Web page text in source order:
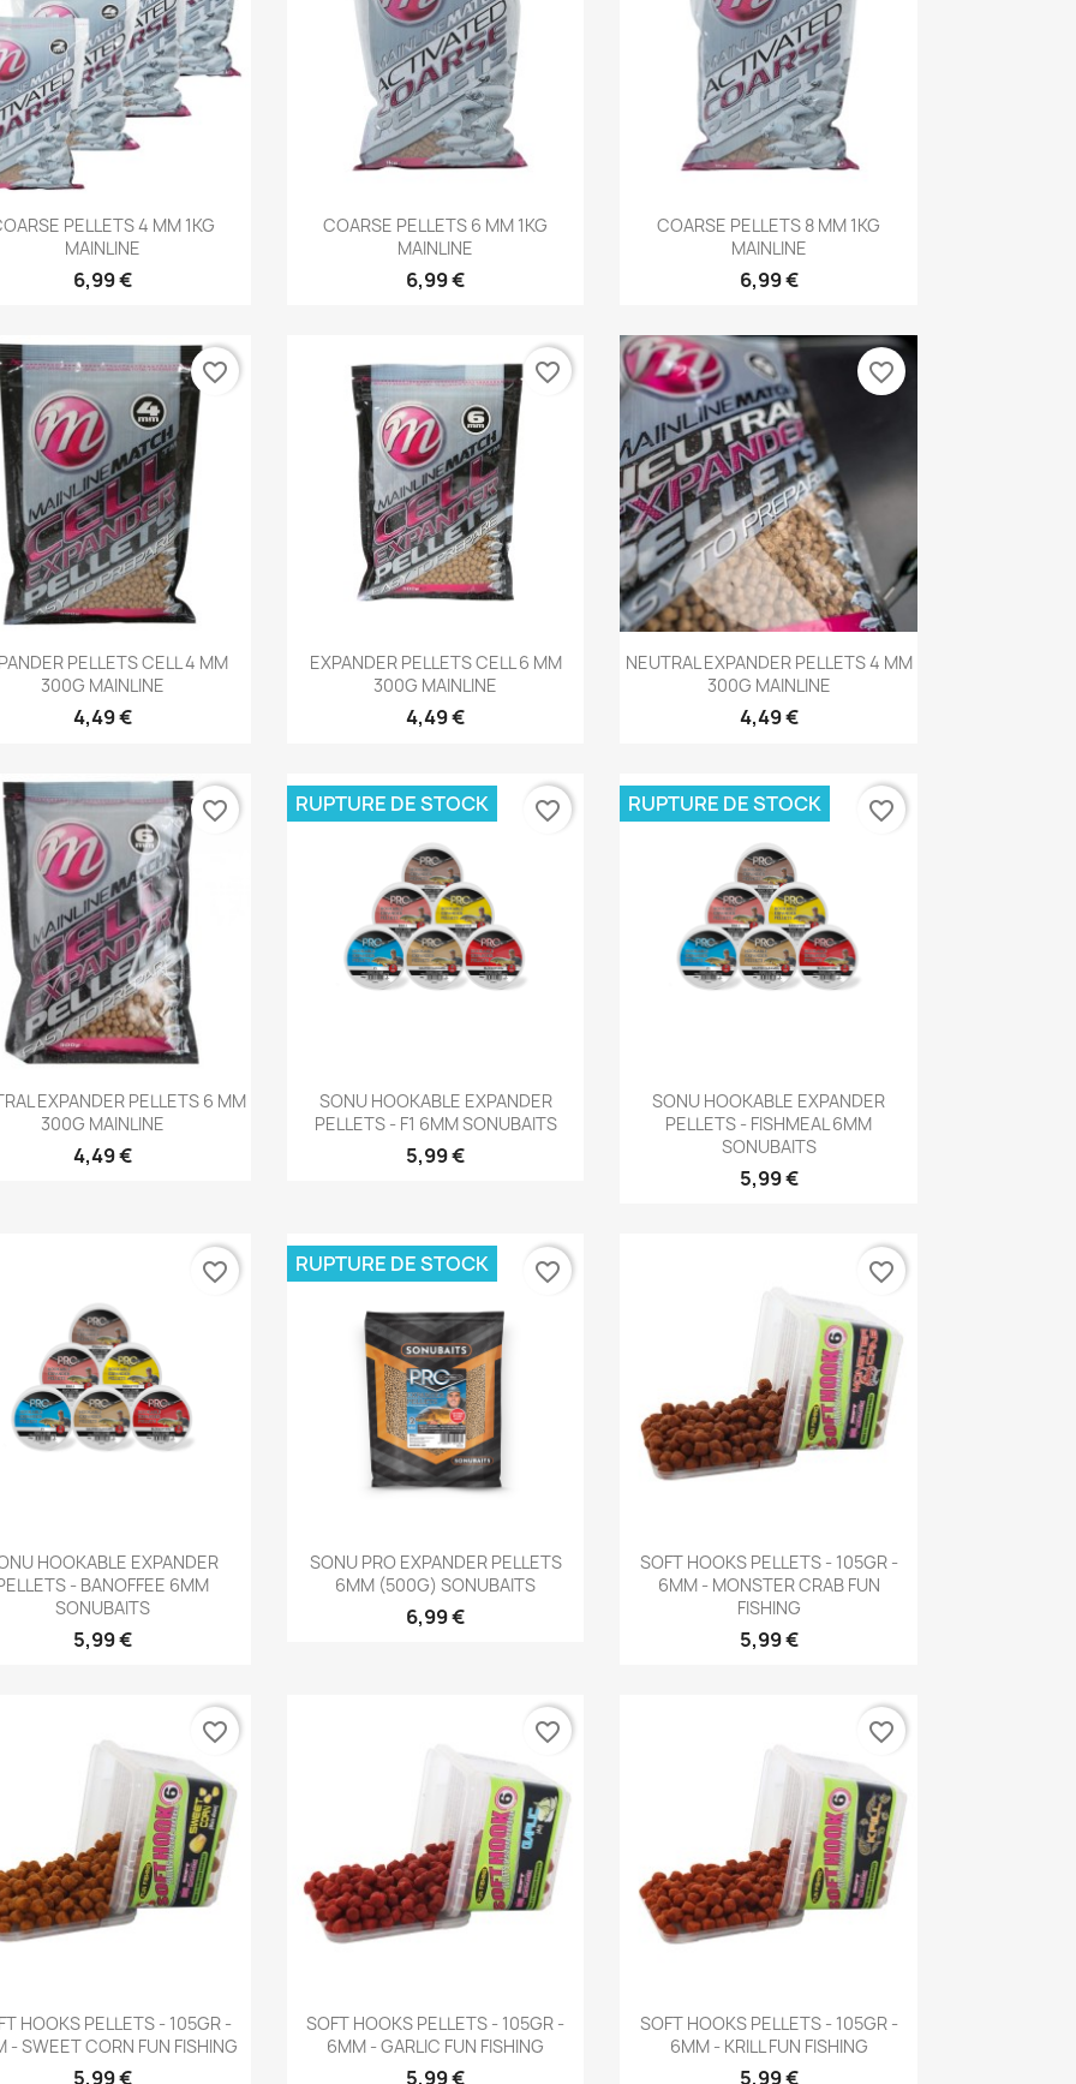
Aperçu rapide
PELLETS 4 MM 1KG
MAINLINE
6,99 €
Aperçu rapide
COARSE PELLETS 6 MM 1KG
MAINLINE
6,99 €
Aperçu rapide
COARSE PELLETS 8 MM 1KG
MAINLINE
6,99 €
Aperçu rapide
PELLETS CELL 4 MM
300G MAINLINE
4,49 €
favorite_border
Aperçu rapide
EXPANDER PELLETS CELL 6 MM
300G MAINLINE
4,49 €
favorite_border
Aperçu rapide
NEUTRAL EXPANDER PELLETS 4 MM
300G MAINLINE
4,49 €
favorite_border
Aperçu rapide
EXPANDER PELLETS 6 MM
300G MAINLINE
4,49 €
favorite_border
Aperçu rapide
SONU HOOKABLE EXPANDER
PELLETS - F1 6MM SONUBAITS
5,99 €
RUPTURE DE STOCK favorite_border
Aperçu rapide
SONU HOOKABLE EXPANDER
PELLETS - FISHMEAL 6MM
SONUBAITS
5,99 €
RUPTURE DE STOCK favorite_border
Aperçu rapide
HOOKABLE EXPANDER
- BANOFFEE 6MM
SONUBAITS
5,99 €
favorite_border
Aperçu rapide
SONU PRO EXPANDER PELLETS
6MM (500G) SONUBAITS
6,99 €
RUPTURE DE STOCK favorite_border
Aperçu rapide
SOFT HOOKS PELLETS - 105GR -
6MM - MONSTER CRAB FUN
FISHING
5,99 €
favorite_border
Aperçu rapide
HOOKS PELLETS - 105GR -
- SWEET CORN FUN FISHING
5,99 €
favorite_border
Aperçu rapide
SOFT HOOKS PELLETS - 105GR -
6MM - GARLIC FUN FISHING
5,99 €
favorite_border
Aperçu rapide
SOFT HOOKS PELLETS - 105GR -
6MM - KRILL FUN FISHING
5,99 €
favorite_border